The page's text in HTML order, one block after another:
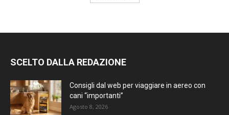
SCELTO DALLA REDAZIONE
Consigli dal web per viaggiare in aereo con
cani “importanti”
Agosto 8, 2026